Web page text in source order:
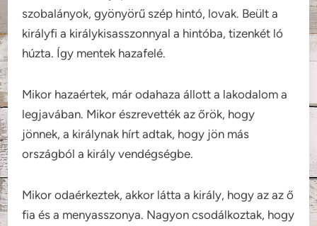
szobalányok, gyönyörű szép hintó, lovak. Beült a
királyfi a királykisasszonnyal a hintóba, tizenkét ló
húzta. Így mentek hazafelé.
Mikor hazaértek, már odahaza állott a lakodalom a
legjavában. Mikor észrevették az őrök, hogy
jönnek, a királynak hírt adtak, hogy jön más
országból a király vendégségbe.
Mikor odaérkeztek, akkor látta a király, hogy az az ő
fia és a menyasszonya. Nagyon csodálkoztak, hogy